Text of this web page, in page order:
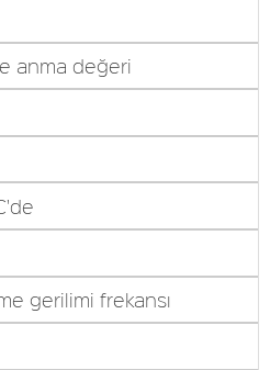
anma değeri
gerilimi frekansı